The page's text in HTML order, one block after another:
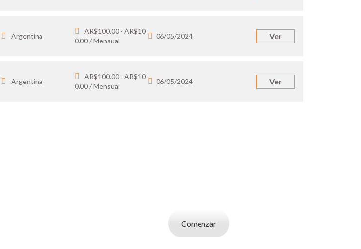
Argentina
AR$100.00 - AR$10
0.00 / Mensual
06/05/2024 Ver
Argentina
AR$100.00 - AR$10
0.00 / Mensual
06/05/2024 Ver
Comenzar